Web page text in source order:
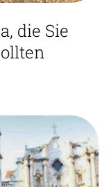
die Sie